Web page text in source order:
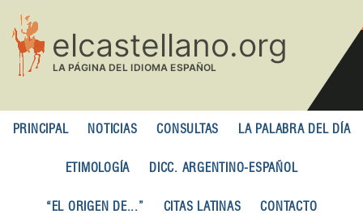
contenido
principal
PRINCIPAL NOTICIAS CONSULTAS LA PALABRA DEL DÍA
ETIMOLOGÍA DICC. ARGENTINO-ESPAÑOL
“EL ORIGEN DE...” CITAS LATINAS CONTACTO